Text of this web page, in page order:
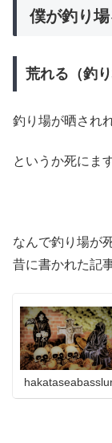
僕が釣り
荒れる（釣り
釣り場が晒され
というか死にます
なんで釣り場が
昔に書かれた記